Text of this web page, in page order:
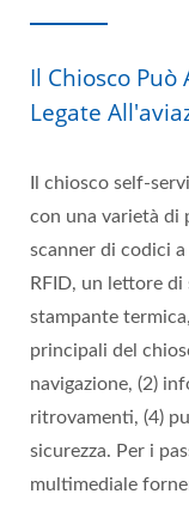
Il Chiosco
Legate
Il chiosco self-
con una varietà di
scanner di codici
RFID, un lettore di
stampante
principali del
navigazione, (2)
ritrovamenti, (4)
sicurezza. Per i
multimediale